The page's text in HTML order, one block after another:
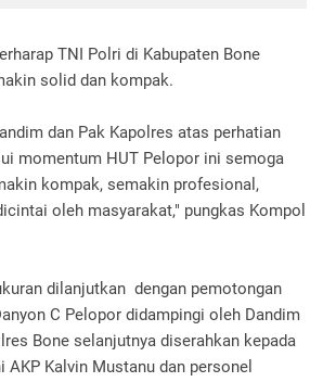
TNI Polri di Kabupaten Bone
solid dan kompak.
dan Pak Kapolres atas perhatian
momentum HUT Pelopor ini semoga
kompak, semakin profesional,
oleh masyarakat," pungkas Kompol
dilanjutkan dengan pemotongan
C Pelopor didampingi oleh Dandim
Bone selanjutnya diserahkan kepada
AKP Kalvin Mustanu dan personel